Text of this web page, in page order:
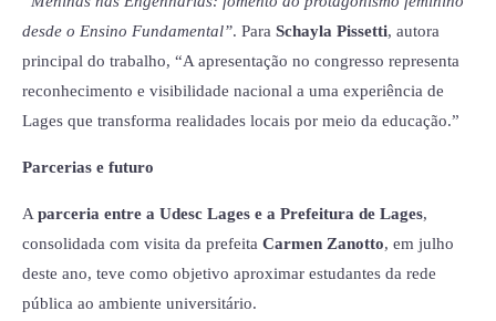
desde o Ensino Fundamental”. Para Schayla Pissetti, autora
principal do trabalho, “A apresentação no congresso representa
reconhecimento e visibilidade nacional a uma experiência de
Lages que transforma realidades locais por meio da educação.”
Parcerias e futuro
A parceria entre a Udesc Lages e a Prefeitura de Lages,
consolidada com visita da prefeita Carmen Zanotto, em julho
deste ano, teve como objetivo aproximar estudantes da rede
pública ao ambiente universitário.